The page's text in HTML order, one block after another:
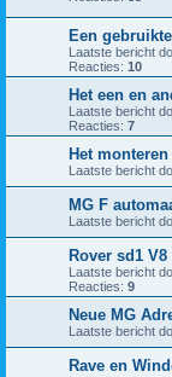
Een
Laatste bericht
Reacties: 10
Het een en
Laatste bericht
Reacties: 7
Het
Laatste bericht
MG F
Laatste bericht
Rover sd1
Laatste bericht
Reacties: 9
Neue MG
Laatste bericht
Rave en